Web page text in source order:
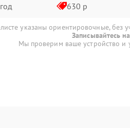
630 р
указаны ориентировочные, без
Записывайтесь
Мы проверим ваше устройство и